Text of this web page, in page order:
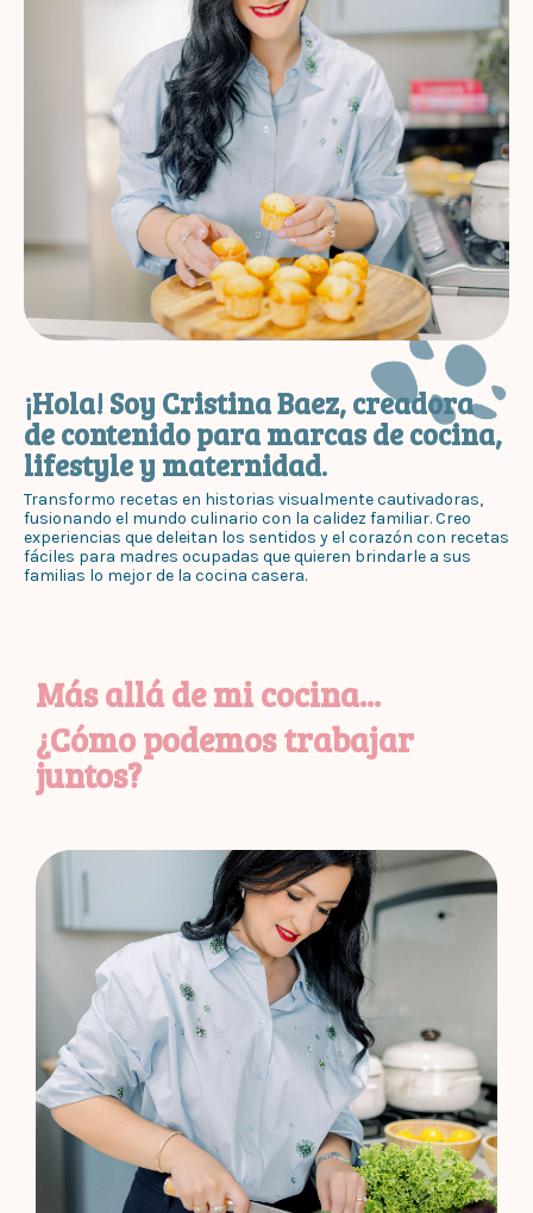
¡Hola! Soy Cristina Baez, creadora
de contenido para marcas de cocina,
lifestyle y maternidad.
Transformo recetas en historias visualmente cautivadoras,
fusionando el mundo culinario con la calidez familiar. Creo
experiencias que deleitan los sentidos y el corazón con recetas
fáciles para madres ocupadas que quieren brindarle a sus
familias lo mejor de la cocina casera.
Más allá de mi cocina...
¿Cómo podemos trabajar
juntos?